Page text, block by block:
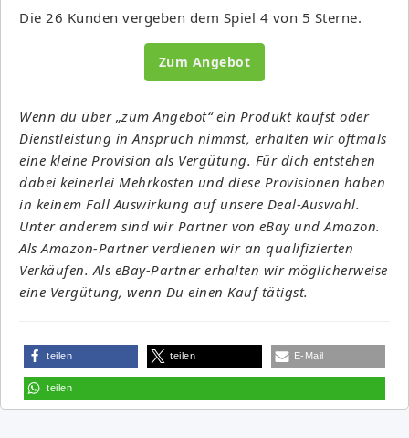
Die 26 Kunden vergeben dem Spiel 4 von 5 Sterne.
Zum Angebot
Wenn du über „zum Angebot“ ein Produkt kaufst oder
Dienstleistung in Anspruch nimmst, erhalten wir oftmals
eine kleine Provision als Vergütung. Für dich entstehen
dabei keinerlei Mehrkosten und diese Provisionen haben
in keinem Fall Auswirkung auf unsere Deal-Auswahl.
Unter anderem sind wir Partner von eBay und Amazon.
Als Amazon-Partner verdienen wir an qualifizierten
Verkäufen. Als eBay-Partner erhalten wir möglicherweise
eine Vergütung, wenn Du einen Kauf tätigst.
teilen teilen E-Mail
teilen